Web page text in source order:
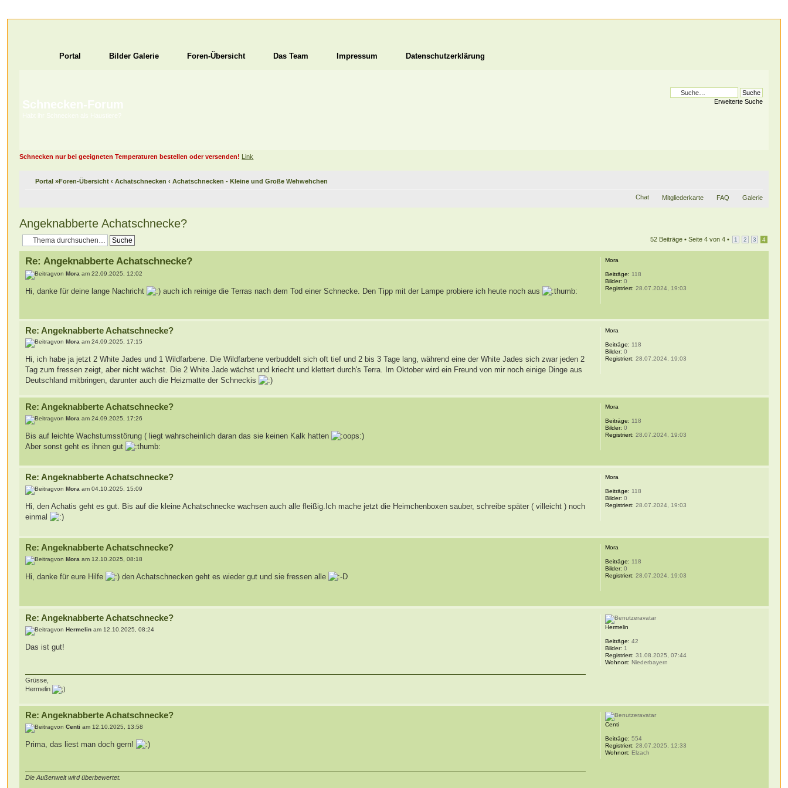
Portal Bilder Galerie Foren-Übersicht Das Team Impressum Datenschutzerklärung
Schnecken-Forum
Habt ihr Schnecken als Haustiere?
Erweiterte Suche
Schnecken nur bei geeigneten Temperaturen bestellen oder versenden! Link
Portal »Foren-Übersicht ‹ Achatschnecken ‹ Achatschnecken - Kleine und Große Wehwehchen
Chat Mitgliederkarte FAQ Galerie
Angeknabberte Achatschnecke?
52 Beiträge • Seite 4von 4• 1 2 3 4
Re: Angeknabberte Achatschnecke?
vonMora am 22.09.2025, 12:02
Hi, danke für deine lange Nachricht auch ich reinige die Terras nach dem Tod einer Schnecke. Den Tipp mit der Lampe probiere ich heute noch aus
Mora
Beiträge: 118
Bilder: 0
Registriert: 28.07.2024, 19:03
Re: Angeknabberte Achatschnecke?
vonMora am 24.09.2025, 17:15
Hi, ich habe ja jetzt 2 White Jades und 1 Wildfarbene. Die Wildfarbene verbuddelt sich oft tief und 2 bis 3 Tage lang, während eine der White Jades sich zwar jeden 2
Tag zum fressen zeigt, aber nicht wächst. Die 2 White Jade wächst und kriecht und klettert durch's Terra. Im Oktober wird ein Freund von mir noch einige Dinge aus
Deutschland mitbringen, darunter auch die Heizmatte der Schneckis
Mora
Beiträge: 118
Bilder: 0
Registriert: 28.07.2024, 19:03
Re: Angeknabberte Achatschnecke?
vonMora am 24.09.2025, 17:26
Bis auf leichte Wachstumsstörung ( liegt wahrscheinlich daran das sie keinen Kalk hatten
)
Aber sonst geht es ihnen gut
Mora
Beiträge: 118
Bilder: 0
Registriert: 28.07.2024, 19:03
Re: Angeknabberte Achatschnecke?
vonMora am 04.10.2025, 15:09
Hi, den Achatis geht es gut. Bis auf die kleine Achatschnecke wachsen auch alle fleißig.Ich mache jetzt die Heimchenboxen sauber, schreibe später ( villeicht ) noch
einmal
Mora
Beiträge: 118
Bilder: 0
Registriert: 28.07.2024, 19:03
Re: Angeknabberte Achatschnecke?
vonMora am 12.10.2025, 08:18
Hi, danke für eure Hilfe den Achatschnecken geht es wieder gut und sie fressen alle
Mora
Beiträge: 118
Bilder: 0
Registriert: 28.07.2024, 19:03
Re: Angeknabberte Achatschnecke?
vonHermelin am 12.10.2025, 08:24
Das ist gut!
Grüsse,
Hermelin
Hermelin
Beiträge: 42
Bilder: 1
Registriert: 31.08.2025, 07:44
Wohnort: Niederbayern
Re: Angeknabberte Achatschnecke?
vonCenti am 12.10.2025, 13:58
Prima, das liest man doch gern!
Die Außenwelt wird überbewertet.
Centi
Beiträge: 554
Registriert: 28.07.2025, 12:33
Wohnort: Elzach